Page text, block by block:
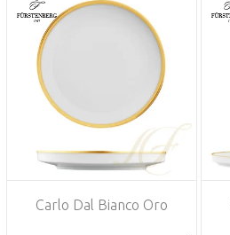
Carlo Dal Bianco Oro